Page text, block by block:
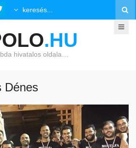
.HU
hivatalos oldala…
Dénes